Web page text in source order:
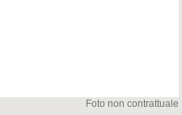
Foto non contrattuale